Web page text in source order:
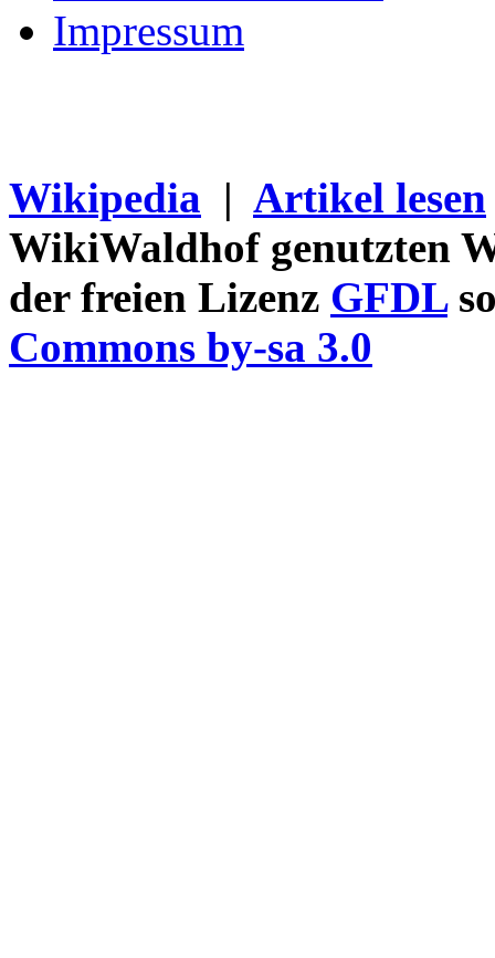
Impressum
Wikipedia | Artikel lesen
WikiWaldhof genutzten
der freien Lizenz GFDL
Commons by-sa 3.0